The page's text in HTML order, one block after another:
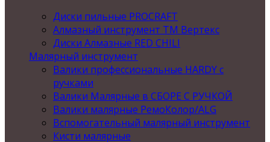
Диски пильные PROCRAFT
Алмазный инструмент ТМ Вертекс
Диски Алмазные RED CHILI
Малярный инструмент
Валики профессиональные HARDY с
ручками
Валики Малярные в СБОРЕ С РУЧКОЙ
Валики малярные РемоКолор/ALG
Вспомогательный малярный инструмент
Кисти малярные